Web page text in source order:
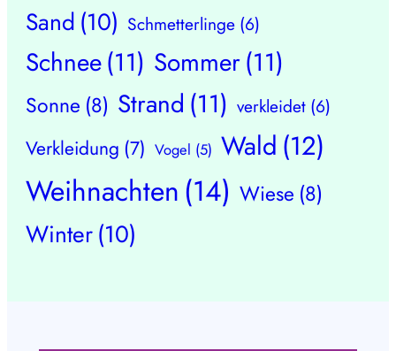
Sand (10) Schmetterlinge (6)
Schnee(11) Sommer(11)
Sonne (8) Strand (11) verkleidet (6)
Verkleidung (7) Vogel (5) Wald (12)
Weihnachten(14) Wiese (8)
Winter(10)